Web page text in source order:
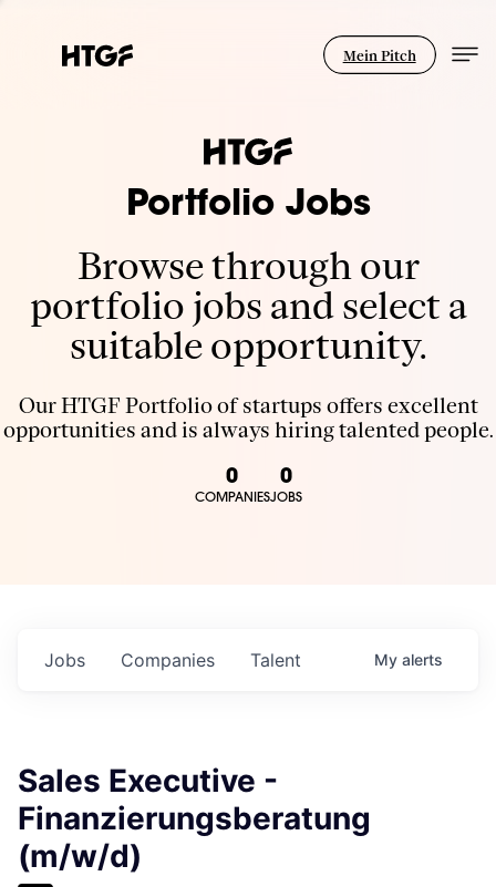
Mein Pitch
Portfolio Jobs
Browse through our
portfolio jobs and select a
suitable opportunity.
Our HTGF Portfolio of startups offers excellent
opportunities and is always hiring talented people.
0
COMPANIES
0
JOBS
Jobs Companies Talent My alerts
Sales Executive -
Finanzierungsberatung
(m/w/d)